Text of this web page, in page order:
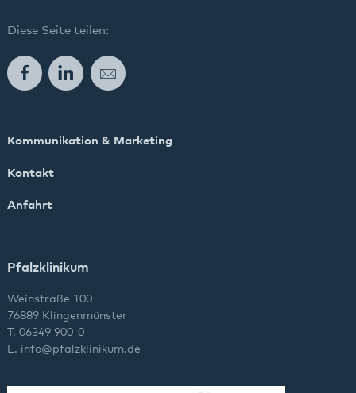
Diese Seite teilen:
FacebookLinkedInE-Mail
Kommunikation & Marketing
Kontakt
Anfahrt
Pfalzklinikum
Weinstraße 100
76889 Klingenmünster
T. 06349 900-0
E. info@pfalzklinikum.de